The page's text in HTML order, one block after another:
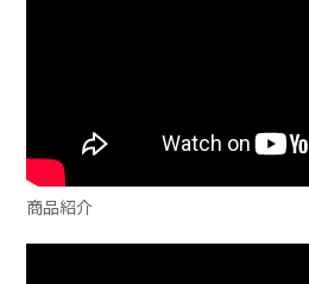
商品紹介